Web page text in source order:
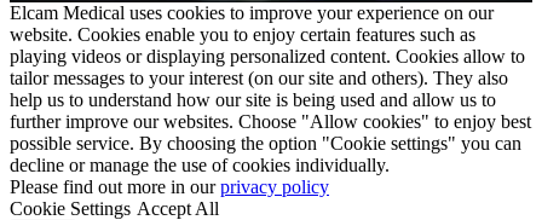
Elcam Medical uses cookies to improve your experience on our
website. Cookies enable you to enjoy certain features such as
playing videos or displaying personalized content. Cookies allow to
tailor messages to your interest (on our site and others). They also
help us to understand how our site is being used and allow us to
further improve our websites. Choose "Allow cookies" to enjoy best
possible service. By choosing the option "Cookie settings" you can
decline or manage the use of cookies individually.
Please find out more in ourprivacy policy
Cookie Settings Accept All